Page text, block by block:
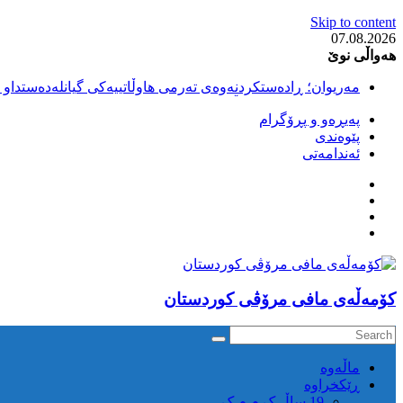
Skip to content
07.08.2026
هەواڵی نوێ
مەریوان؛ ڕادەستکردنەوەی تەرمی هاوڵاتییەکی
سەقز؛ دەسبەسەری دوو گەنج لەلایەن هێزە ئەمنییەکانی
کوژرانی هاوڵاتییەکی خەڵکی سەردەشت لە کاتی کۆڵبەری لە
مەریوان و ڕوانسەر؛ کوژرانی دوو هاوڵاتی لە کاتی
پەیڕەو و پڕۆگرام
پێوەندی
ئەندامەتی
كۆمه‌ڵه‌ی مافی مرۆڤی کوردستان
ماڵه‌وه‌
ڕێکخراوە